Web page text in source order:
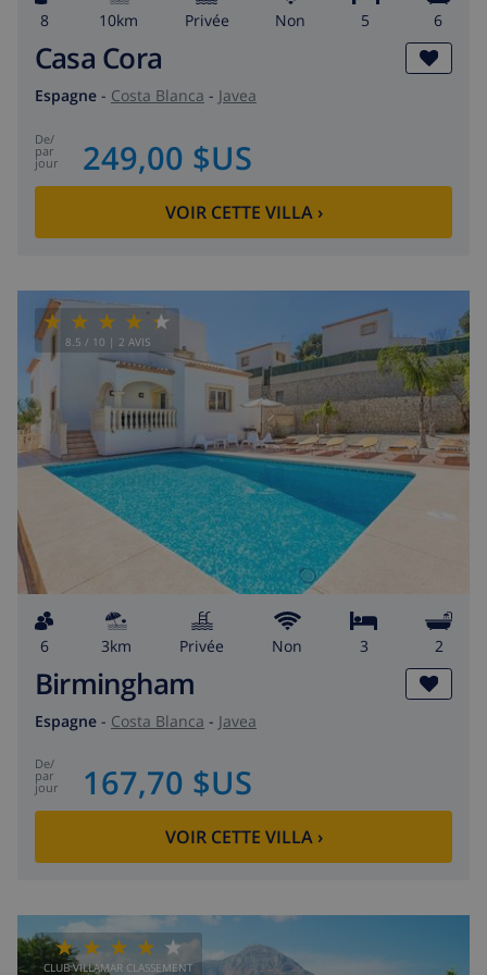
8 10km privée Non 5 6
Casa Cora
Espagne - Costa Blanca - Javea
de/
par
jour 249,00 $US
VOIR CETTE VILLA›
8.5 / 10 | 2 AVIS
6 3km privée Non 3 2
Birmingham
Espagne - Costa Blanca - Javea
de/
par
jour 167,70 $US
VOIR CETTE VILLA›
CLUB VILLAMAR CLASSEMENT